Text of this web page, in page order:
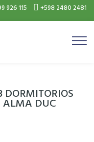
926 115 +598 2480 2481
ALMA DUC